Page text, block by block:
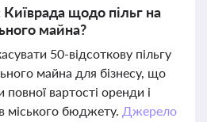
Київрада щодо пільг на
майна?
50-відсоткову пільгу
майна для бізнесу, що
вартості оренди і
міського бюджету. Джерело